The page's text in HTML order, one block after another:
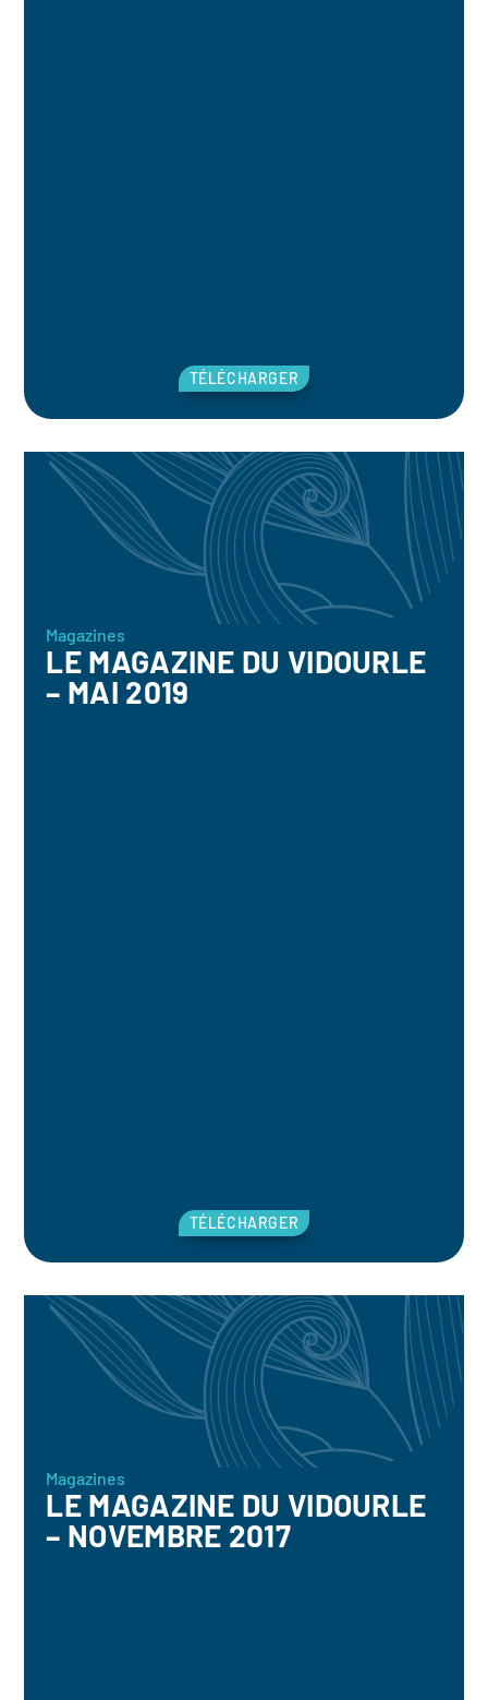
TÉLÉCHARGER
Magazines
LE MAGAZINE DU VIDOURLE
– MAI 2019
TÉLÉCHARGER
Magazines
LE MAGAZINE DU VIDOURLE
– NOVEMBRE 2017